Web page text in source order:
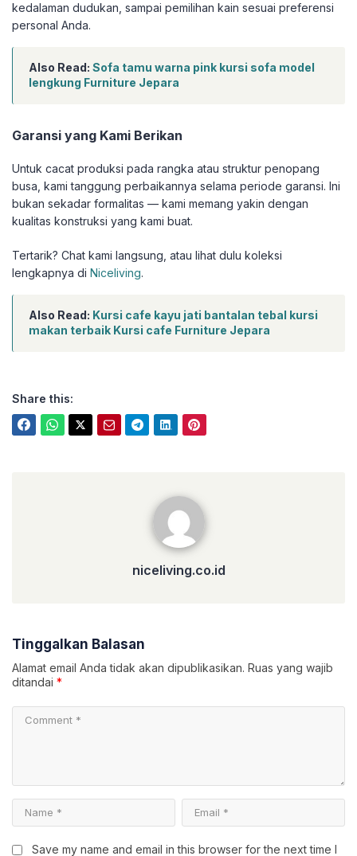
kedalaman dudukan, sampai pemilihan kain sesuai preferensi
personal Anda.
Also Read: Sofa tamu warna pink kursi sofa model
lengkung Furniture Jepara
Garansi yang Kami Berikan
Untuk cacat produksi pada rangka atau struktur penopang
busa, kami tanggung perbaikannya selama periode garansi. Ini
bukan sekadar formalitas — kami memang yakin dengan
kualitas konstruksi yang kami buat.
Tertarik? Chat kami langsung, atau lihat dulu koleksi
lengkapnya di Niceliving.
Also Read: Kursi cafe kayu jati bantalan tebal kursi
makan terbaik Kursi cafe Furniture Jepara
Share this:
niceliving.co.id
Tinggalkan Balasan
Alamat email Anda tidak akan dipublikasikan. Ruas yang wajib
ditandai *
Save my name and email in this browser for the next time I